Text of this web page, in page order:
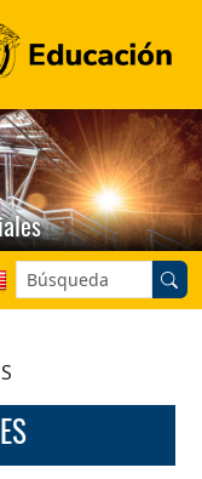
Buscar en el sitio: